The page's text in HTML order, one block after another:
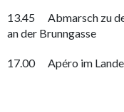
13.45 Abmarsch zu
an der Brunngasse
17.00 Apéro im